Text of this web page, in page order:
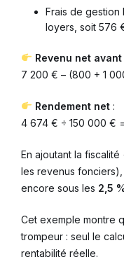
Frais de
loyers, soit 576
Revenu net
7 200 € – (800 + 1
Rendement net:
4 674 € ÷ 150 000 € =
En ajoutant la
les revenus
encore sous les 2,5
Cet exemple montre
trompeur : seul le
rentabilité réelle.